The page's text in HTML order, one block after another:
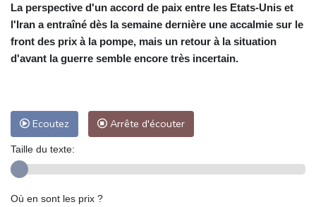
La perspective d'un accord de paix entre les Etats-Unis et
l'Iran a entraîné dès la semaine dernière une accalmie sur le
front des prix à la pompe, mais un retour à la situation
d'avant la guerre semble encore très incertain.
Ecoutez Arrête d'écouter
Taille du texte:
Où en sont les prix ?